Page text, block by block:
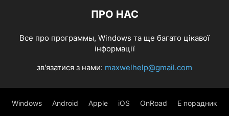
ПРО НАС
Все про программы, Windows та ще багато цікавої
інформації
зв'язатися з нами: maxwelhelp@gmail.com
Windows Android Apple iOS OnRoad Е порадник